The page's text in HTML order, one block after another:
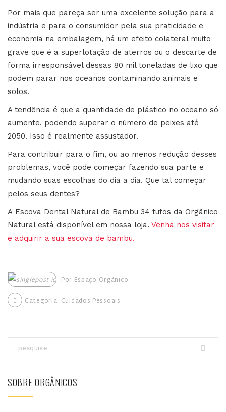
Por mais que pareça ser uma excelente solução para a
indústria e para o consumidor pela sua praticidade e
economia na embalagem, há um efeito colateral muito
grave que é a superlotação de aterros ou o descarte de
forma irresponsável dessas 80 mil toneladas de lixo que
podem parar nos oceanos contaminando animais e
solos.
A tendência é que a quantidade de plástico no oceano só
aumente, podendo superar o número de peixes até
2050. Isso é realmente assustador.
Para contribuir para o fim, ou ao menos redução desses
problemas, você pode começar fazendo sua parte e
mudando suas escolhas do dia a dia. Que tal começar
pelos seus dentes?
A Escova Dental Natural de Bambu 34 tufos da Orgânico
Natural está disponível em nossa loja. Venha nos visitar
e adquirir a sua escova de bambu.
Por Espaço Orgânico
Categoria: Cuidados Pessoais
SOBRE ORGÂNICOS